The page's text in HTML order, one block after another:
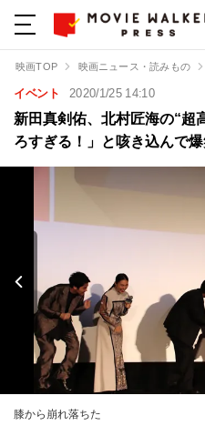
映画TOP 映画ニュース・読みもの
イベント 2020/1/25 14:10
新田真剣佑、北村匠海の“超
ろすぎる！」と咳き込んで
膝から崩れ落ちた